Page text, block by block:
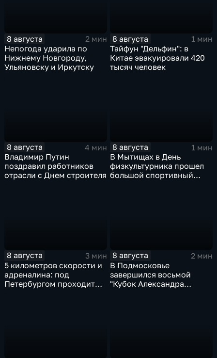
8 августа
2 мин
Непогода ударила по
Нижнему Новгороду,
Ульяновску и Иркутску
8 августа
1 мин
Тайфун "Дельфин": в
Китае эвакуировали 420
тысяч человек
8 августа
4 мин
Владимир Путин
поздравил работников
отрасли с Днем строителя
8 августа
1 мин
В Мытищах в День
физкультурника прошел
большой спортивный
8 августа
3 мин
5 километров скорости и
адреналина: под
Петербургом проходит
8 августа
2 мин
В Подмосковье
завершился восьмой
"Кубок Александра